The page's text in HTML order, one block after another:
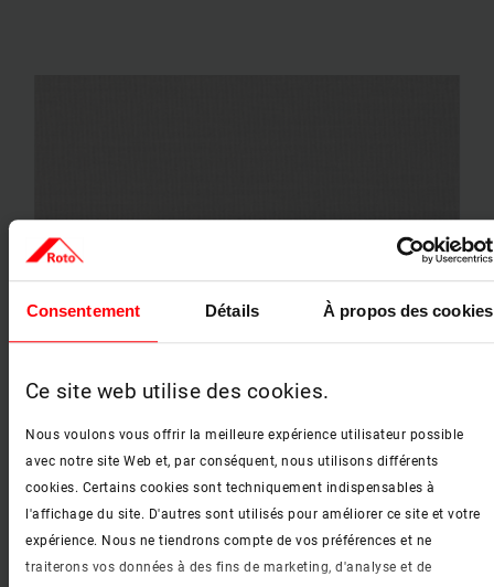
Consentement Détails À propos des cookies
Ce site web utilise des cookies.
Nous voulons vous offrir la meilleure expérience utilisateur possible
avec notre site Web et, par conséquent, nous utilisons différents
cookies. Certains cookies sont techniquement indispensables à
l'affichage du site. D'autres sont utilisés pour améliorer ce site et votre
expérience. Nous ne tiendrons compte de vos préférences et ne
traiterons vos données à des fins de marketing, d'analyse et de
1-R06 Gris foncé